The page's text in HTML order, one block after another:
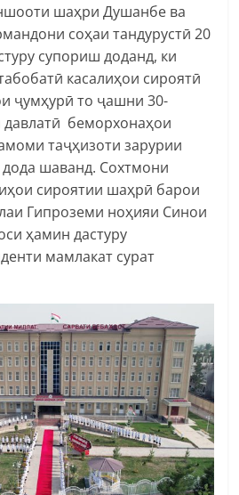
шаҳри Душанбе ва
соҳаи тандурустӣ 20
супориш доданд, ки
касалиҳои сироятӣ
ҷумҳурӣ то ҷашни 30-
давлатӣ беморхонаҳои
таҷҳизоти зарурии
шаванд. Сохтмони
сироятии шаҳрӣ барои
Гипроземи ноҳияи Синои
ҳамин дастуру
мамлакат сурат